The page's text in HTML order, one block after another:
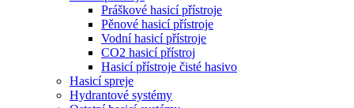
Práškové hasicí přístroje
Pěnové hasicí přístroje
Vodní hasicí přístroje
CO2 hasicí přístroj
Hasicí přístroje čisté hasivo
Hasicí spreje
Hydrantové systémy